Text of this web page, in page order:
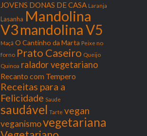
JOVENS DONAS DE CASA Laranja
Lasanha Mandolina
V3mandolina V5
Maçã O Cantinho da Marta Peixe no
forno Prato Caseiro Queijo
Quinoa ralador vegetariano
Recanto com Tempero
Receitas para a
Felicidade Saude
saudável Tarte vegan
veganismovegetariana